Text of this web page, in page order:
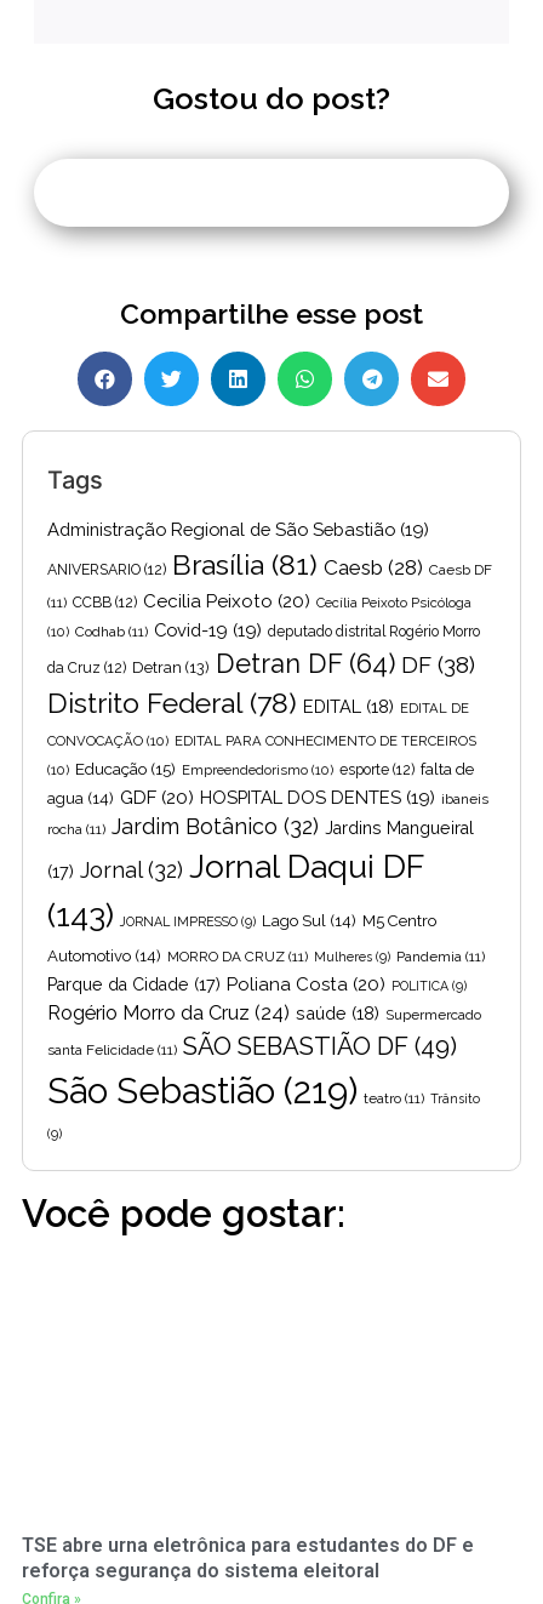
Gostou do post?
Compartilhe esse post
Tags
Administração Regional de São Sebastião (19)
ANIVERSARIO (12) Brasília (81) Caesb (28) Caesb DF
(11) CCBB (12) Cecilia Peixoto (20) Cecília Peixoto Psicóloga
(10) Codhab (11) Covid-19 (19) deputado distrital Rogério Morro
da Cruz (12) Detran (13) Detran DF(64) DF (38)
Distrito Federal(78) EDITAL (18) EDITAL DE
CONVOCAÇÃO (10) EDITAL PARA CONHECIMENTO DE TERCEIROS
(10) Educação (15) Empreendedorismo (10) esporte (12) falta de
agua (14) GDF (20) HOSPITAL DOS DENTES (19) ibaneis
rocha (11) Jardim Botânico (32) Jardins Mangueiral
(17) Jornal(32) Jornal Daqui DF
(143)
JORNAL IMPRESSO (9) Lago Sul (14) M5 Centro
Automotivo (14) MORRO DA CRUZ (11) Mulheres (9) Pandemia (11)
Parque da Cidade (17) Poliana Costa (20) POLITICA (9)
Rogério Morro da Cruz (24) saúde (18) Supermercado
santa Felicidade (11) SÃO SEBASTIÃO DF (49)
São Sebastião (219) teatro (11) Trânsito
(9)
Você pode gostar:
TSE abre urna eletrônica para estudantes do DF e
reforça segurança do sistema eleitoral
Confira »